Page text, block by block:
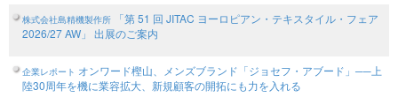
株式会社島精機製作所 「第 51 回 JITAC ヨーロピアン・テキスタイル・フェア
2026/27 AW」 出展のご案内
企業レポート オンワード樫山、メンズブランド「ジョセフ・アブード」──上
陸30周年を機に業容拡大、新規顧客の開拓にも力を入れる